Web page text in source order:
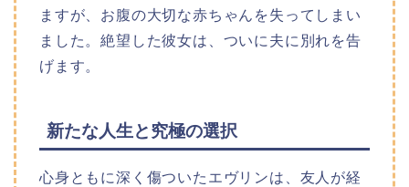
ますが、お腹の大切な赤ちゃんを失ってしまい
ました。絶望した彼女は、ついに夫に別れを告
げます。
新たな人生と究極の選択
心身ともに深く傷ついたエヴリンは、友人が経